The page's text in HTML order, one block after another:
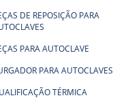
DE REPOSIÇÃO PARA
PARA AUTOCLAVE
PARA AUTOCLAVES
TÉRMICA